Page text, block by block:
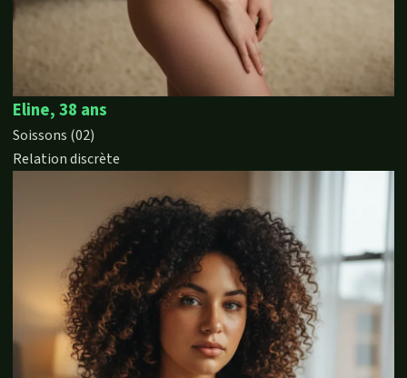
Eline, 38 ans
Soissons (02)
Relation discrète